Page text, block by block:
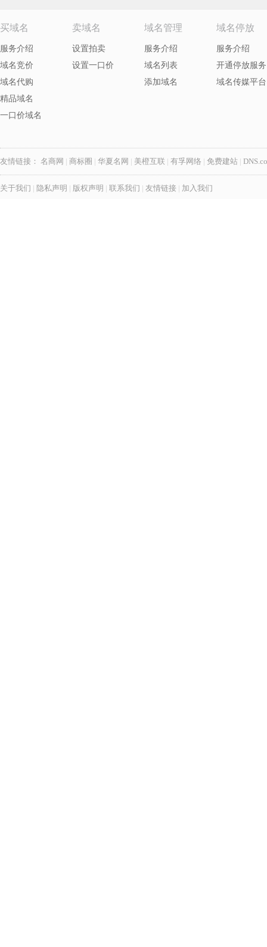
买域名
服务介绍
域名竞价
域名代购
精品域名
一口价域名
卖域名
设置拍卖
设置一口价
域名管理
服务介绍
域名列表
添加域名
域名停放
服务介绍
开通停放服务
域名传媒平台
友情链接： 名商网 | 商标圈 | 华夏名网 | 美橙互联 | 有孚网络 | 免费建站 |
关于我们 | 隐私声明 | 版权声明 | 联系我们 | 友情链接 | 加入我们